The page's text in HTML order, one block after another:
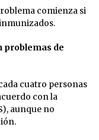
comienza si
problemas de
cuatro personas
con la
aunque no